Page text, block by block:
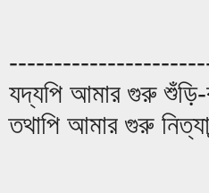
যদ্যপি আমার গুরু শুঁড়ি-
তথাপি আমার গুরু